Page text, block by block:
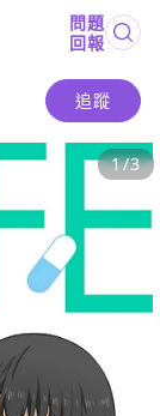
問題
回報
1/3
追蹤